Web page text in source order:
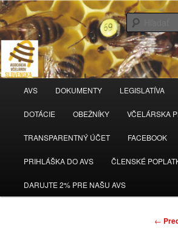
AVS
Preskočiť
na
primárny
AVS DOKUMENTY LEGISLATÍVA
DOTÁCIE OBEŽNÍKY VČELÁRSKA
TRANSPARENTNÝ ÚČET FACEBOOK
PRIHLÁŠKA DO AVS ČLENSKÉ
DARUJTE 2% PRE NAŠU AVS
←